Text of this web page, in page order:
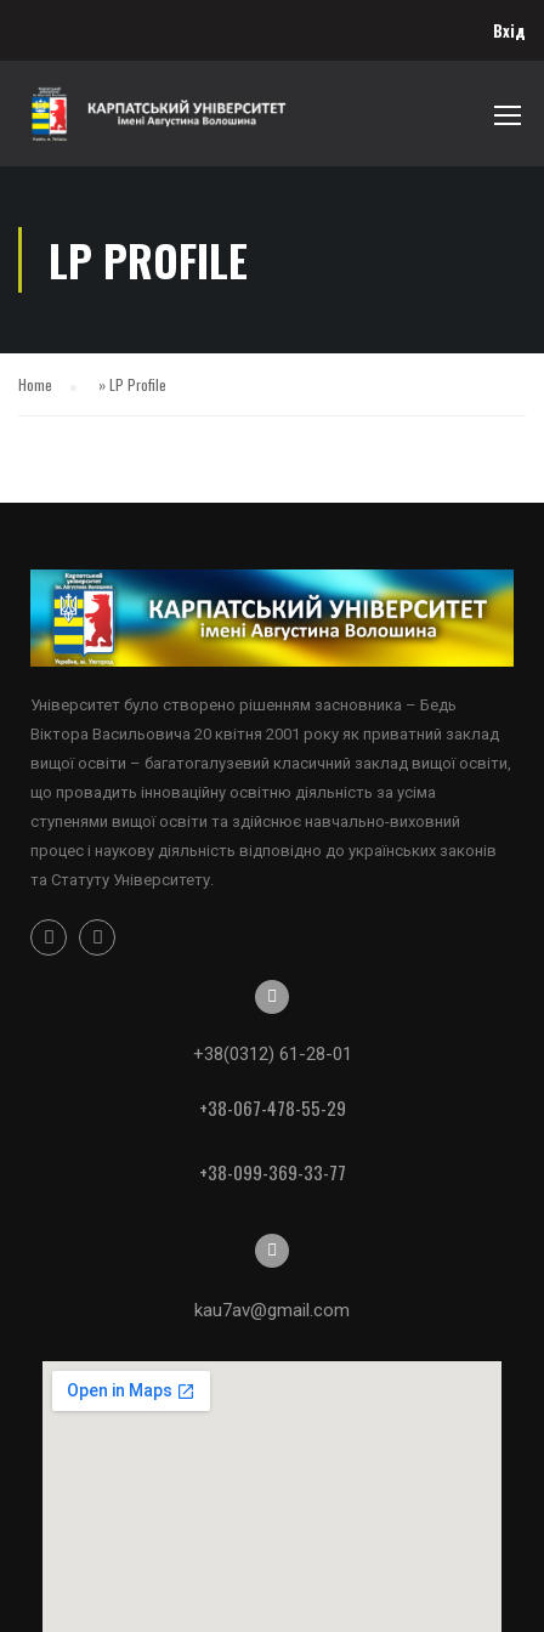
Вхід
LP PROFILE
Home »LP Profile
Університет було створено рішенням засновника – Бедь
Віктора Васильовича 20 квітня 2001 року як приватний заклад
вищої освіти – багатогалузевий класичний заклад вищої освіти,
що провадить інноваційну освітню діяльність за усіма
ступенями вищої освіти та здійснює навчально-виховний
процес і наукову діяльність відповідно до українських законів
та Статуту Університету.
+38(0312) 61-28-01
+38-067-478-55-29
+38-099-369-33-77
kau7av@gmail.com